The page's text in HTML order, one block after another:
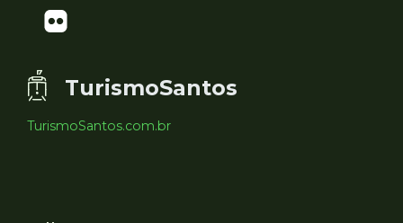
TurismoSantos
TurismoSantos.com.br